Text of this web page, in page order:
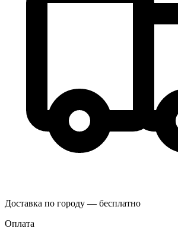
Доставка по городу — бесплатно
Оплата